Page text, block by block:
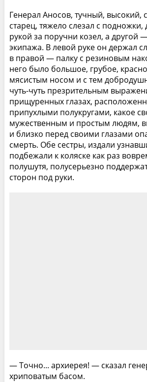
Генерал Аносов, тучный, высокий,
старец, тяжело слезал с
рукой за поручни козел, а другой
экипажа. В левой руке он держал
в правой — палку с резиновым
него было большое, грубое,
мясистым носом и с тем
чуть-чуть презрительным
прищуренных глазах,
припухлыми полукругами, какое
мужественным и простым людям,
и близко перед своими глазами
смерть. Обе сестры, издали
подбежали к коляске как раз
полушутя, полусерьезно
сторон под руки.
— Точно... архиерея! — сказал
хриповатым басом.